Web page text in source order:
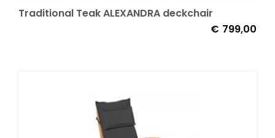
Traditional Teak ALEXANDRA deckchair
€ 799,00